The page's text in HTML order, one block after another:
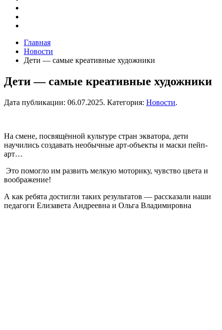
Главная
Новости
Дети — самые креативные художники
Дети — самые креативные художники
Дата публикации: 06.07.2025. Категория: Новости.
На смене, посвящённой культуре стран экватора, дети
научились создавать необычные арт-объекты и маски пейп-
арт…
Это помогло им развить мелкую моторику, чувство цвета и
воображение!
А как ребята достигли таких результатов — рассказали наши
педагоги Елизавета Андреевна и Ольга Владимировна